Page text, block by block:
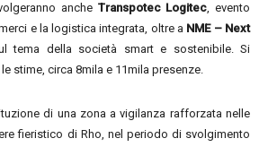
anche Transpotec Logitec, evento
e la logistica integrata, oltre a NME – Next
tema della società smart e sostenibile. Si
stime, circa 8mila e 11mila presenze.
di una zona a vigilanza rafforzata nelle
fieristico di Rho, nel periodo di svolgimento